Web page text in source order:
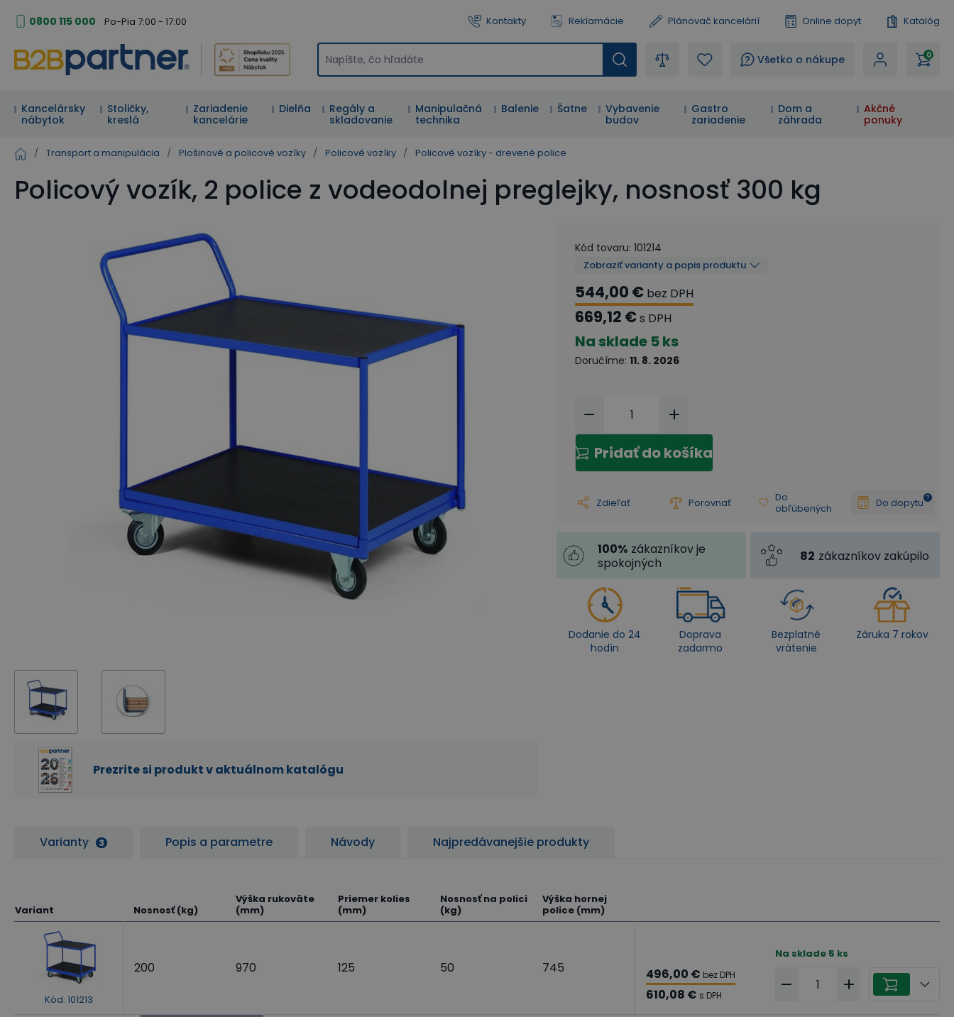
0800 115 000 Po-Pia 7:00 - 17:00 Kontakty Reklamácie Plánovač kancelárií Online dopyt Katalóg
? Všetko o nákupe 0
Kancelársky
nábytok
Stoličky,
kreslá
Zariadenie
kancelárie
Dielňa
Regály a
skladovanie
Manipulačná
technika
Balenie Šatne
Vybavenie
budov
Gastro
zariadenie
Dom a
záhrada
Akčné
ponuky
/ Transport a manipulácia / Plošinové a policové vozíky / Policové vozíky / Policové vozíky - drevené police
Policový vozík, 2 police z vodeodolnej preglejky, nosnosť 300 kg
Prezrite si produkt v aktuálnom katalógu
Kód tovaru: 101214
Zobraziť varianty a popis produktu
544,00 € bez DPH
669,12 €s DPH
Na sklade 5 ks
Doručíme: 11. 8. 2026
Pridať do košíka
Zdieľať Porovnať
Do
obľúbených
Do dopytu
100% zákazníkov je
spokojných
82 zákazníkov zakúpilo
Dodanie do 24
hodín
Doprava
zadarmo
Bezplatné
vrátenie
Záruka 7 rokov
Varianty 3 Popis a parametre Návody Najpredávanejšie produkty
Variant Nosnosť (kg)
Výška rukoväte
(mm)
Priemer kolies
(mm)
Nosnosť na polici
(kg)
Výška hornej
police (mm)
Kód: 101213
200 970 125 50 745 496,00 € bez DPH
610,08 € s DPH
Na sklade 5 ks